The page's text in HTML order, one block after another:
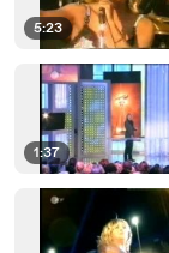
5:23
1:37